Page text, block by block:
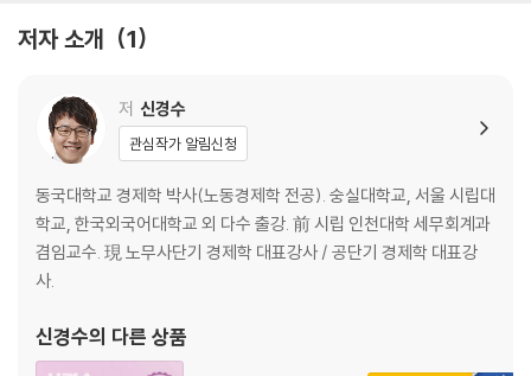
Chapter 12. 완전경쟁시장
Chapter 14. 독점적 경쟁시장
Chapter 15. 과점시장
Chapter 16. 게임이론
Chapter 17. 생산요소시장의 이윤극대화
Chapter 18. 생산요소시장이론
Chapter 19. 소득분배이론
Chapter 20. 후생경제학
Chapter 22. 정보경제학
저자 소개 1
저 신경수
관심작가 알림신청
동국대학교 경제학 박사(노동경제학 전공). 숭실대학교, 서울 시립대
학교, 한국외국어대학교 외 다수 출강. 前 시립 인천대학 세무회계과
겸임교수. 現 노무사단기 경제학 대표강사 / 공단기 경제학 대표강
사.
신경수의 다른 상품